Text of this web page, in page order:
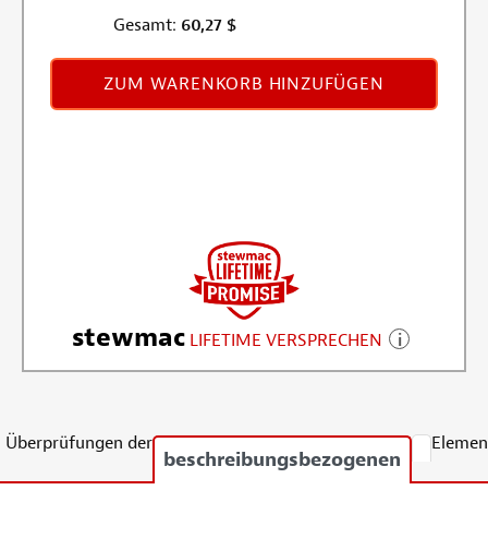
Gesamt: 60,27 $
ZUM WARENKORB HINZUFÜGEN
stewmac LIFETIME VERSPRECHEN
Überprüfungen der
beschreibungsbezogenen